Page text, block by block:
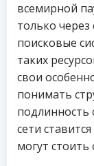
всемирной
только
поисковые
таких
свои
понимать
подлинность
сети
могут стоить